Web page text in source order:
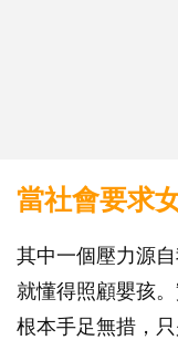
當社會要求
其中一個壓力源
就懂得照顧嬰孩
根本手足無措，